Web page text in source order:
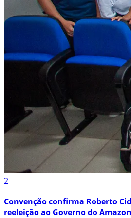
2
Convenção confirma Roberto
reeleição ao Governo do